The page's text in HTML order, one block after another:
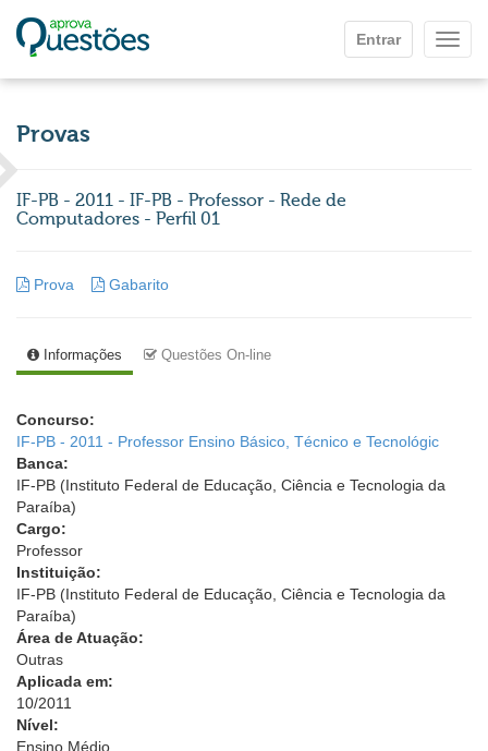
Entrar
Provas
IF-PB - 2011 - IF-PB - Professor - Rede de
Computadores - Perfil 01
Prova Gabarito
Informações Questões On-line
Concurso:
IF-PB - 2011 - Professor Ensino Básico, Técnico e Tecnológic
Banca:
IF-PB (Instituto Federal de Educação, Ciência e Tecnologia da
Paraíba)
Cargo:
Professor
Instituição:
IF-PB (Instituto Federal de Educação, Ciência e Tecnologia da
Paraíba)
Área de Atuação:
Outras
Aplicada em:
10/2011
Nível:
Ensino Médio